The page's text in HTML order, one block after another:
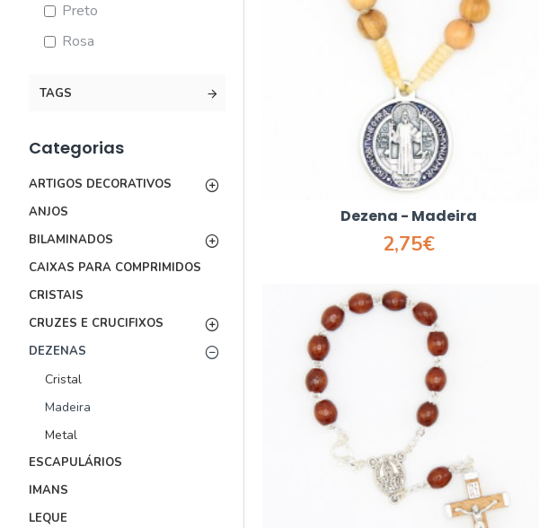
Preto
Rosa
TAGS
Categorias
ARTIGOS DECORATIVOS
ANJOS
BILAMINADOS
CAIXAS PARA COMPRIMIDOS
CRISTAIS
CRUZES E CRUCIFIXOS
DEZENAS
Cristal
Madeira
Metal
ESCAPULÁRIOS
IMANS
LEQUE
Dezena - Madeira
2,75€